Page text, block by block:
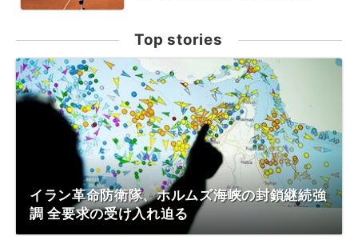
Top stories
イラン革命防衛隊、ホルムズ海峡の封鎖継続強
調 全要求の受け入れ迫る